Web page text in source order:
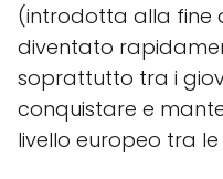
(introdotta alla fine
diventato
soprattutto tra i
conquistare e
livello europeo tra